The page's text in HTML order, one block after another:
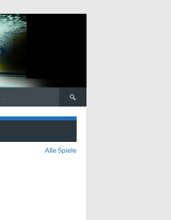
Suche
nach:
Alle Spiele